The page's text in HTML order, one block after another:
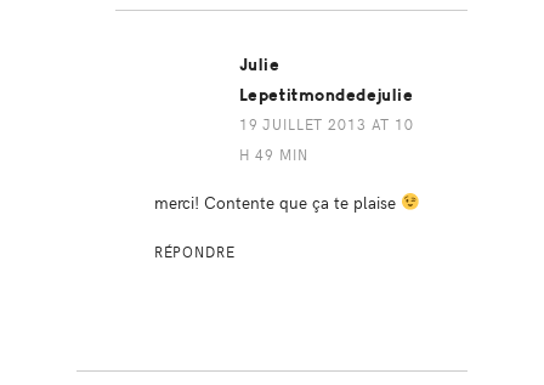
Julie
Lepetitmondedejulie
19 JUILLET 2013 AT 10
H 49 MIN
merci! Contente que ça te plaise
RÉPONDRE